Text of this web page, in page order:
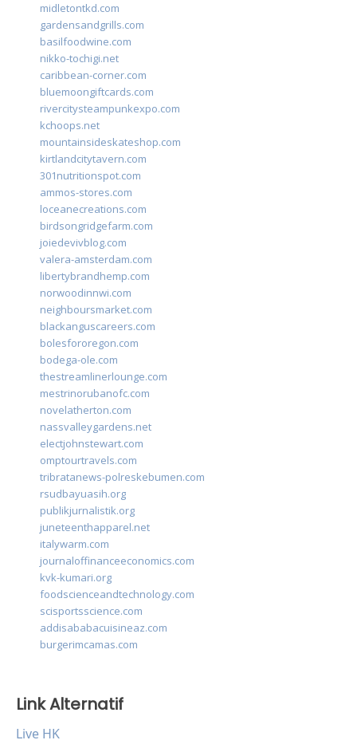
midletontkd.com
gardensandgrills.com
basilfoodwine.com
nikko-tochigi.net
caribbean-corner.com
bluemoongiftcards.com
rivercitysteampunkexpo.com
kchoops.net
mountainsideskateshop.com
kirtlandcitytavern.com
301nutritionspot.com
ammos-stores.com
loceanecreations.com
birdsongridgefarm.com
joiedevivblog.com
valera-amsterdam.com
libertybrandhemp.com
norwoodinnwi.com
neighboursmarket.com
blackanguscareers.com
bolesfororegon.com
bodega-ole.com
thestreamlinerlounge.com
mestrinorubanofc.com
novelatherton.com
nassvalleygardens.net
electjohnstewart.com
omptourtravels.com
tribratanews-polreskebumen.com
rsudbayuasih.org
publikjurnalistik.org
juneteenthapparel.net
italywarm.com
journaloffinanceeconomics.com
kvk-kumari.org
foodscienceandtechnology.com
scisportsscience.com
addisababacuisineaz.com
burgerimcamas.com
Link Alternatif
Live HK